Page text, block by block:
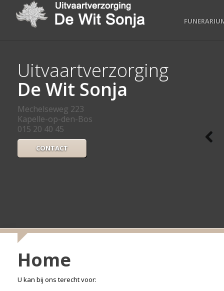
Uitvaartverzorging
De Wit Sonja
Mechelseweg 223
Kapelle-op-den-Bos
015 20 40 45
CONTACT
Home
U kan bij ons terecht voor: